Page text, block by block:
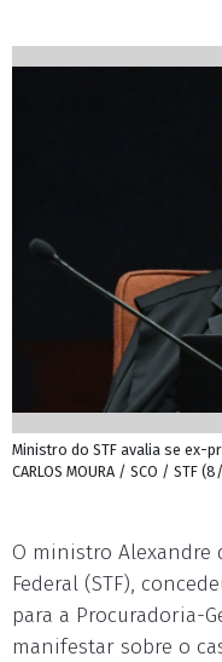
Ministro do STF avalia se ex-
CARLOS MOURA / SCO / STF
O ministro Alexandre
Federal (STF),
para a Procuradoria-
manifestar sobre o